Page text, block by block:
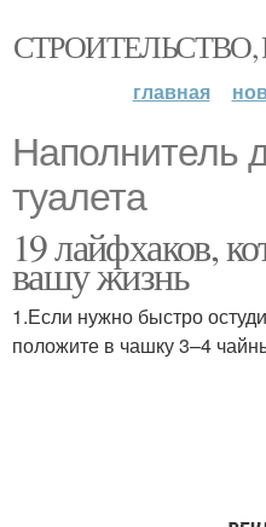
главная
Наполнитель
туалета
19 лайфхаков,
вашу жизнь
1.Если нужно быстро
положите в чашку 3–4